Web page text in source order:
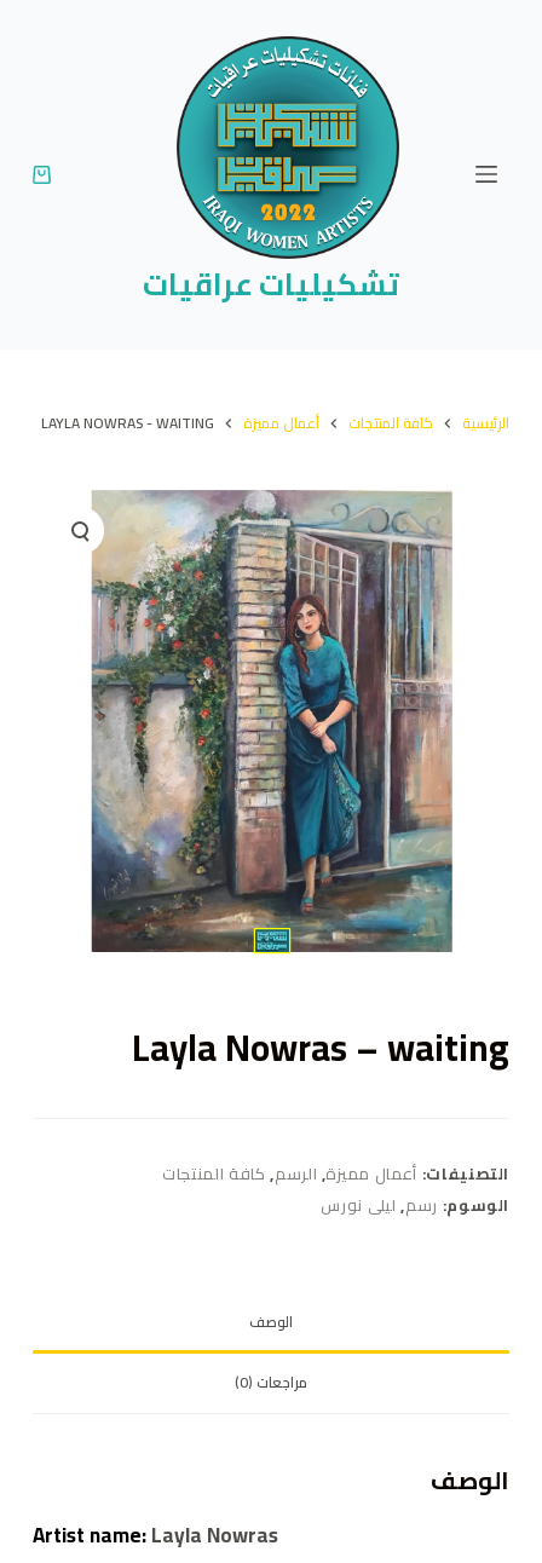
تشكيليات عراقيات
الرئيسية كافة المنتجات أعمال مميزة LAYLA NOWRAS - WAITING
Layla Nowras – waiting
التصنيفات: أعمال مميزة, الرسم, كافة المنتجات
الوسوم: رسم, ليلى نورس
الوصف
مراجعات (0)
الوصف
Artist name:Layla Nowras